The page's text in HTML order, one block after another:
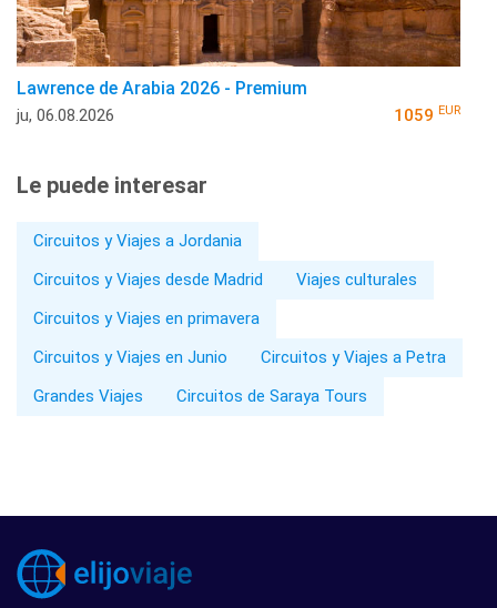
Lawrence de Arabia 2026 - Premium
ju, 06.08.2026 1059 EUR
Le puede interesar
Circuitos y Viajes a Jordania
Circuitos y Viajes desde Madrid
Viajes culturales
Circuitos y Viajes en primavera
Circuitos y Viajes en Junio
Circuitos y Viajes a Petra
Grandes Viajes
Circuitos de Saraya Tours